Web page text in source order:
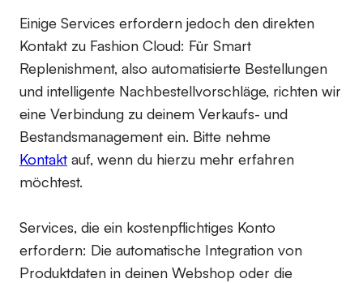
Einige Services erfordern jedoch den direkten
Kontakt zu Fashion Cloud: Für Smart
Replenishment, also automatisierte Bestellungen
und intelligente Nachbestellvorschläge, richten wir
eine Verbindung zu deinem Verkaufs- und
Bestandsmanagement ein. Bitte nehme
Kontakt auf, wenn du hierzu mehr erfahren
möchtest.
Services, die ein kostenpflichtiges Konto
erfordern: Die automatische Integration von
Produktdaten in deinen Webshop oder die